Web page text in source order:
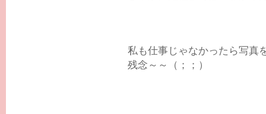
私も仕事じゃなかったら写真
残念～～（；；）